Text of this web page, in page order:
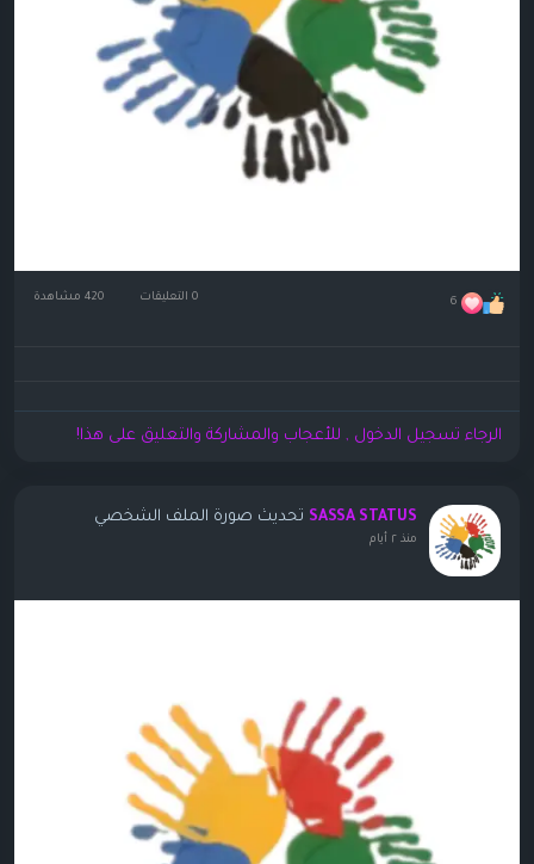
6 0 التعليقات
الرجاء تسجيل الدخول , للأعجاب والمشاركة والتعليق على هذا!
SASSA STATUS تحديث صورة الملف الشخصي
منذ ٢ أيام